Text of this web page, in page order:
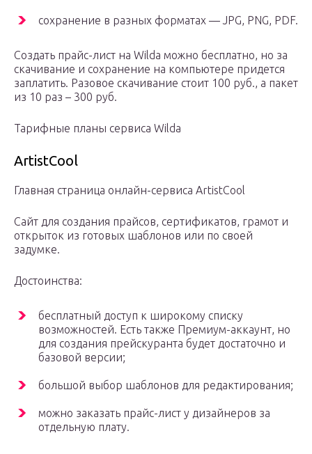
сохранение в разных форматах — JPG, PNG, PDF.
Создать прайс-лист на Wilda можно бесплатно, но за
скачивание и сохранение на компьютере придется
заплатить. Разовое скачивание стоит 100 руб., а пакет
из 10 раз – 300 руб.
Тарифные планы сервиса Wilda
ArtistCool
Главная страница онлайн-сервиса ArtistCool
Сайт для создания прайсов, сертификатов, грамот и
открыток из готовых шаблонов или по своей
задумке.
Достоинства:
бесплатный доступ к широкому списку
возможностей. Есть также Премиум-аккаунт, но
для создания прейскуранта будет достаточно и
базовой версии;
большой выбор шаблонов для редактирования;
можно заказать прайс-лист у дизайнеров за
отдельную плату.